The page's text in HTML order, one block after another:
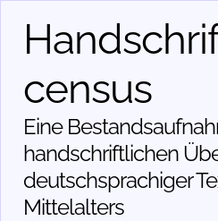
census
Eine
handschriftlichen
deutschsprachiger
Mittelalters